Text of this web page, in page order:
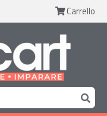
Carrello